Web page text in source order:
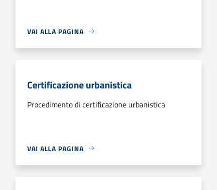
VAI ALLA PAGINA
Certificazione urbanistica
Procedimento di certificazione urbanistica
VAI ALLA PAGINA